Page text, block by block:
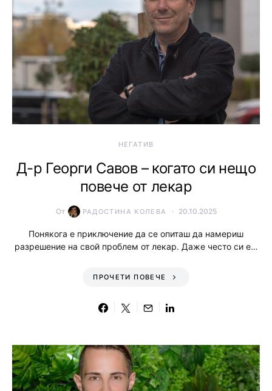
НЕГАТИВ
Д-р Георги Савов – когато си нещо
повече от лекар
От РАДОСТИНА КОЛЕВА 20.10.2025
Понякога е приключение да се опиташ да намериш
разрешение на свой проблем от лекар. Даже често си е…
ПРОЧЕТИ ПОВЕЧЕ